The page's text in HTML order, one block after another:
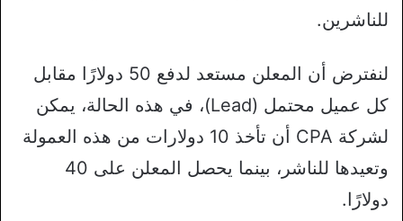
للناشرين.
لنفترض أن المعلن مستعد لدفع 50 دولارًا مقابل
كل عميل محتمل (Lead)، في هذه الحالة، يمكن
لشركة CPA أن تأخذ 10 دولارات من هذه العمولة
وتعيدها للناشر، بينما يحصل المعلن على 40
دولارًا.